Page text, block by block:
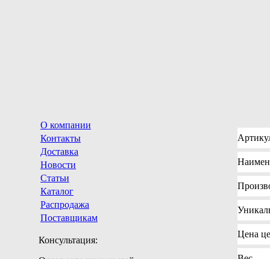
О компании
Контакты
Доставка
Новости
Статьи
Каталог
Распродажа
Поставщикам
Консультация:
Цена